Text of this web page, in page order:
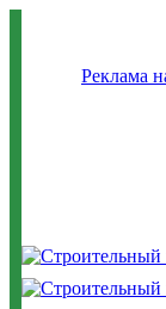
Реклама